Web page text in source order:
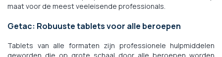
maat voor de meest veeleisende professionals.
Getac: Robuuste tablets voor alle beroepen
Tablets van alle formaten zijn professionele hulpmiddelen